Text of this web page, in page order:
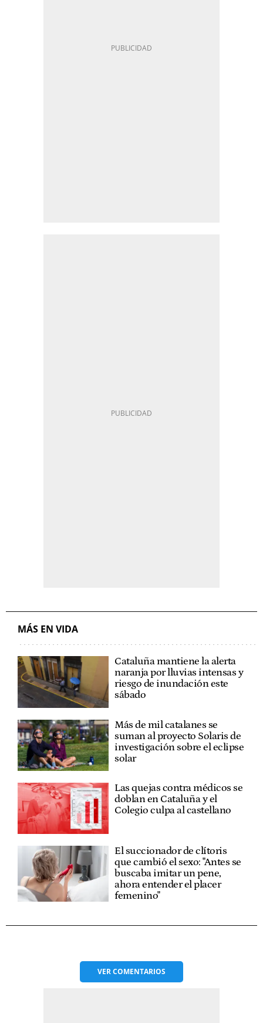
MÁS EN VIDA
Cataluña mantiene la alerta
naranja por lluvias intensas y
riesgo de inundación este
sábado
Más de mil catalanes se
suman al proyecto Solaris de
investigación sobre el eclipse
solar
Las quejas contra médicos se
doblan en Cataluña y el
Colegio culpa al castellano
El succionador de clítoris
que cambió el sexo: "Antes se
buscaba imitar un pene,
ahora entender el placer
femenino"
VERCOMENTARIOS